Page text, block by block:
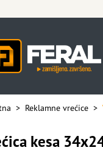
> Reklamne vrećice >
kesa